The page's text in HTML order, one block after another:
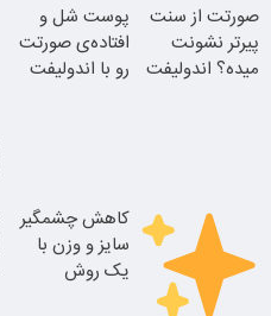
صورتت از سنت
پیرتر نشونت
میده؟ اندولیفت
پوست شل و
افتاده‌ی صورتت
رو با اندولیفت
کاهش چشمگیر
سایز و وزن با
یک روش